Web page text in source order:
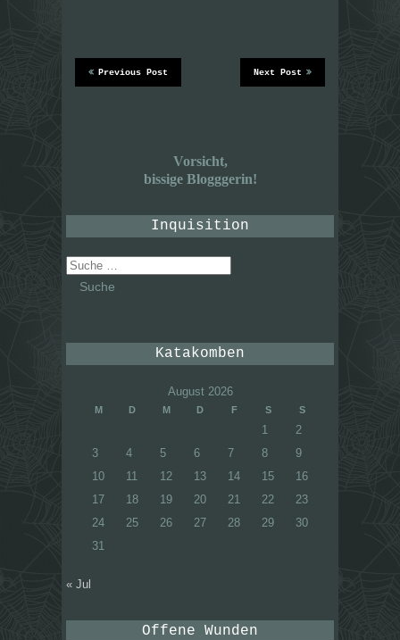
Next Post
Previous Post
Vorsicht,
bissige Blogggerin!
Inquisition
Suche
nach:
Katakomben
August 2026
M D M D F S S
1
2
3
4 5 6 7 8
9
10
11 12 13 14 15
16
17
18 19 20 21 22
23
24
25 26 27 28 29
30
31
« Jul
Offene Wunden